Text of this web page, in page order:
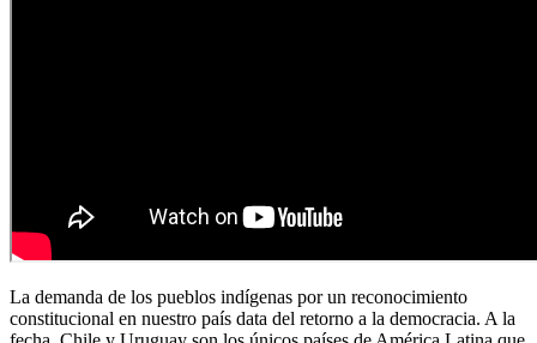
La demanda de los pueblos indígenas por un reconocimiento
constitucional en nuestro país data del retorno a la democracia. A la